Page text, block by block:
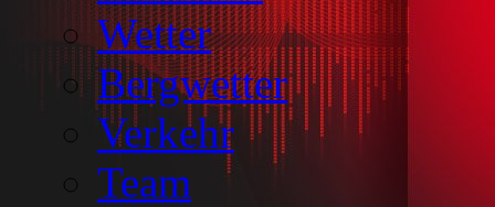
Wetter
Bergwetter
Verkehr
Team